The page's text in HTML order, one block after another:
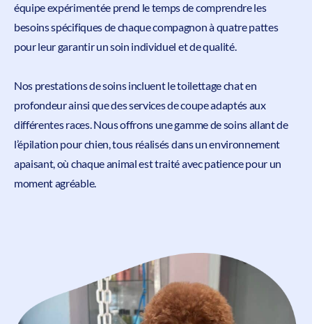
équipe expérimentée prend le temps de comprendre les
besoins spécifiques de chaque compagnon à quatre pattes
pour leur garantir un soin individuel et de qualité.
Nos prestations de soins incluent le toilettage chat en
profondeur ainsi que des services de coupe adaptés aux
différentes races. Nous offrons une gamme de soins allant de
l’épilation pour chien, tous réalisés dans un environnement
apaisant, où chaque animal est traité avec patience pour un
moment agréable.